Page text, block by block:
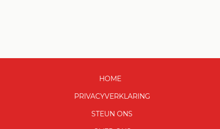
HOME
PRIVACYVERKLARING
STEUN ONS